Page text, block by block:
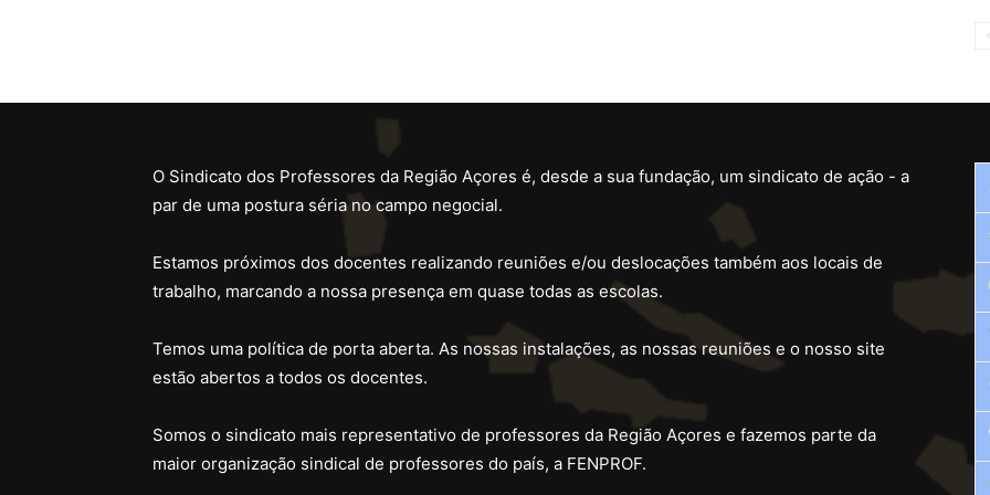
O Sindicato dos Professores da Região Açores é, desde a sua fundação, um sindicato de ação - a
par de uma postura séria no campo negocial.
Estamos próximos dos docentes realizando reuniões e/ou deslocações também aos locais de
trabalho, marcando a nossa presença em quase todas as escolas.
Temos uma política de porta aberta. As nossas instalações, as nossas reuniões e o nosso site
estão abertos a todos os docentes.
Somos o sindicato mais representativo de professores da Região Açores e fazemos parte da
maior organização sindical de professores do país, a FENPROF.